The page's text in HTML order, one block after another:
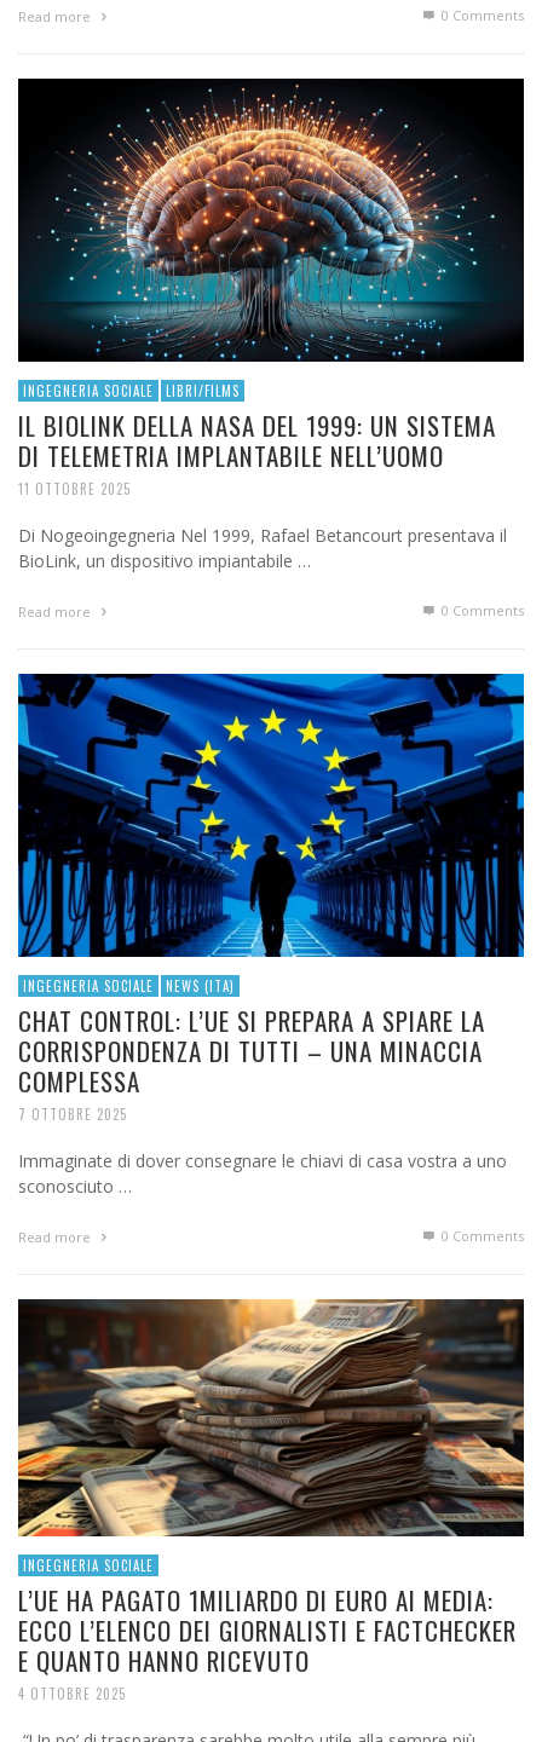
Read more 0 Comments
INGEGNERIA SOCIALE LIBRI/FILMS
IL BIOLINK DELLA NASA DEL 1999: UN SISTEMA
DI TELEMETRIA IMPLANTABILE NELL’UOMO
11 OTTOBRE 2025
Di Nogeoingegneria Nel 1999, Rafael Betancourt presentava il
BioLink, un dispositivo impiantabile …
Read more 0 Comments
INGEGNERIA SOCIALE NEWS (ITA)
CHAT CONTROL: L’UE SI PREPARA A SPIARE LA
CORRISPONDENZA DI TUTTI – UNA MINACCIA
COMPLESSA
7 OTTOBRE 2025
Immaginate di dover consegnare le chiavi di casa vostra a uno
sconosciuto …
Read more 0 Comments
INGEGNERIA SOCIALE
L’UE HA PAGATO 1MILIARDO DI EURO AI MEDIA:
ECCO L’ELENCO DEI GIORNALISTI E FACTCHECKER
E QUANTO HANNO RICEVUTO
4 OTTOBRE 2025